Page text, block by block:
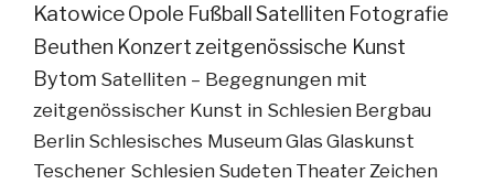
KatowiceOpole FußballSatelliten Fotografie
Beuthen Konzertzeitgenössische Kunst
Bytom Satelliten – Begegnungen mit
zeitgenössischer Kunst in Schlesien Bergbau
Berlin Schlesisches MuseumGlas Glaskunst
Teschener Schlesien Sudeten TheaterZeichen